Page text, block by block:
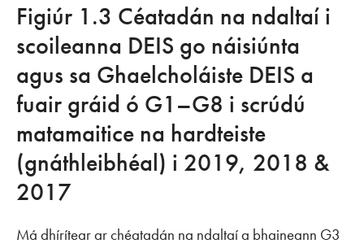
Figiúr 1.3 Céatadán na ndaltaí i
scoileanna DEIS go náisiúnta
agus sa Ghaelcholáiste DEIS a
fuair gráid ó G1–G8 i scrúdú
matamaitice na hardteiste
(gnáthleibhéal) i 2019, 2018 &
2017
Má dhírítear ar chéatadán na ndaltaí a bhaineann G3